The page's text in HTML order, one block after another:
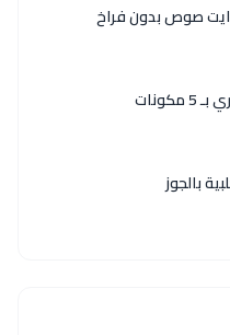
صوص بدون فراخ
بالجوز